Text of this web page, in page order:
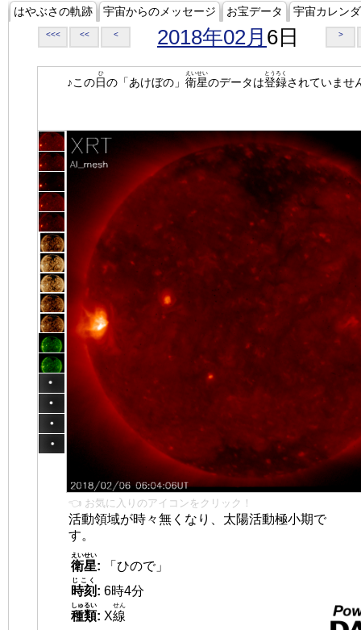
はやぶさの軌跡 宇宙からのメッセージ お宝データ 宇宙カレン
<<< << < 2018年02月 6日 >
♪この日
ひ
の「あけぼの」 衛星
えいせい
のデータは登録
とうろく
されていませ
👈 お気に入りのアイコンをクリック！
活動領域が時々無くなり、太陽活動極小期で
す。
衛星
えいせい
:
「ひので」
時刻
じこく
: 6時4分
種類
しゅるい
: X線
せん